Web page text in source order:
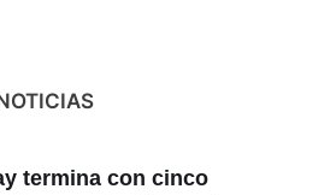
termina con cinco